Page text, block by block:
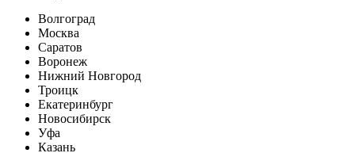
Волгоград
Москва
Саратов
Воронеж
Нижний Новгород
Троицк
Екатеринбург
Новосибирск
Уфа
Казань